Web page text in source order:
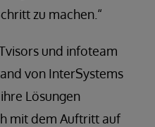
zu machen.“
und infoteam
von InterSystems
Lösungen
mit dem Auftritt auf